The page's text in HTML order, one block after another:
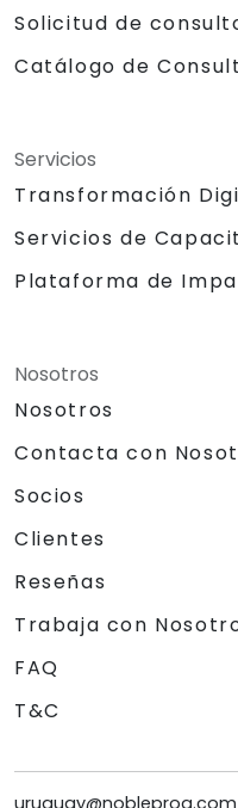
Solicitud de
Catálogo de
Servicios
Transformación
Servicios de
Plataforma de
Nosotros
Nosotros
Contacta con
Socios
Clientes
Reseñas
Trabaja con
FAQ
T&C
uruguay@nobleprog.com